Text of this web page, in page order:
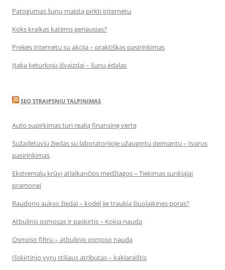
Patogumas šunų maistą pirkti internetu
Koks kraikas katėms geriausias?
Prekės internetu su akcija – praktiškas pasirinkimas
Įtaka keturkojų išvaizdai – šunų ėdalas
SEO STRAIPSNIU TALPINIMAS
Auto supirkimas turi realią finansinę vertę
Sužadėtuvių žiedas su laboratorijoje užaugintu deimantu – tvarus
pasirinkimas
Ekstremalų krūvį atlaikančios medžiagos – Tiekimas sunkiajai
pramonei
Raudono aukso žiedai – kodėl jie traukia šiuolaikines poras?
Atbulinis osmosas ir paskirtis – Kokia nauda
Osmoso filtrų – atbulinio osmoso nauda
Išskirtinio vyrų stiliaus atributas – kaklaraištis